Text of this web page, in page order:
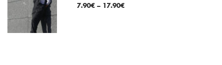
7.90€ – 17.90€